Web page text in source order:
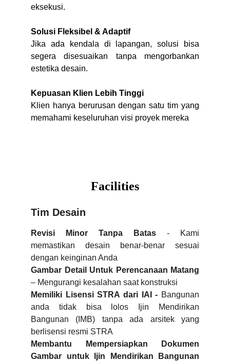
eksekusi.
Solusi Fleksibel & Adaptif
Jika ada kendala di lapangan, solusi bisa
segera disesuaikan tanpa mengorbankan
estetika desain.
Kepuasan Klien Lebih Tinggi
Klien hanya berurusan dengan satu tim yang
memahami keseluruhan visi proyek mereka
Facilities
Tim Desain
Revisi Minor Tanpa Batas - Kami
memastikan desain benar-benar sesuai
dengan keinginan Anda
Gambar Detail Untuk Perencanaan Matang
– Mengurangi kesalahan saat konstruksi
Memiliki Lisensi STRA dari IAI - Bangunan
anda tidak bisa lolos Ijin Mendirikan
Bangunan (IMB) tanpa ada arsitek yang
berlisensi resmi STRA
Membantu Mempersiapkan Dokumen
Gambar untuk Ijin Mendirikan Bangunan